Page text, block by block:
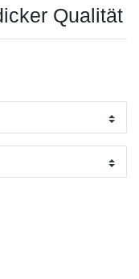
Qualität